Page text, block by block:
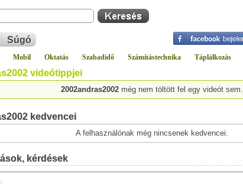
Súgó
Mobil Oktatás Szabadidő Számítástechnika Táplálkozás
videótippjei
2002andras2002 még nem töltött fel egy videót sem.
kedvencei
A felhasználónak még nincsenek kedvencei.
kérdések